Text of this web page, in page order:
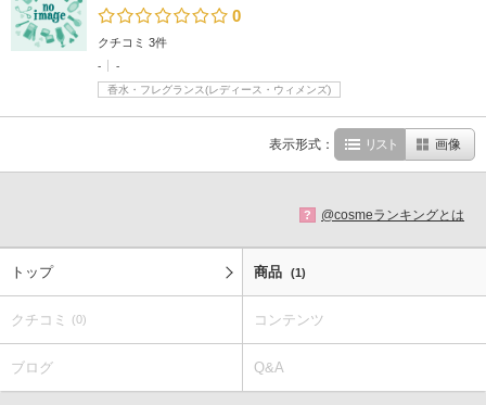
0
クチコミ 3件
-
-
香水・フレグランス(レディース・ウィメンズ)
表示形式： リスト 画像
? @cosmeランキングとは
トップ 商品 (1)
クチコミ (0) コンテンツ
ブログ Q&A